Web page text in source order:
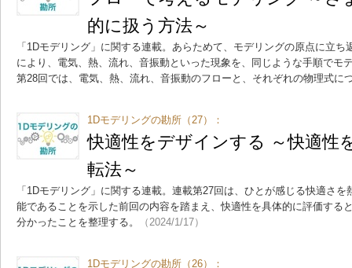
的に扱う方法～
「1Dモデリング」に関する連載。あらためて、モデリングの原点に立
により、電気、熱、流れ、音振動といった現象を、同じような手順でモ
第28回では、電気、熱、流れ、音振動のフローと、それぞれの物理式に
1Dモデリングの勘所（27）：
快適性をデザインする ～快適性
転法～
「1Dモデリング」に関する連載。連載第27回は、ひとが感じる快適さ
能であることを示した前回の内容を踏まえ、快適性を具体的に評価する
分かったことを整理する。
（2024/1/17）
1Dモデリングの勘所（26）：